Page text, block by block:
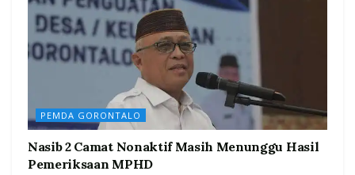
PEMDA GORONTALO
Nasib 2 Camat Nonaktif Masih Menunggu Hasil
Pemeriksaan MPHD